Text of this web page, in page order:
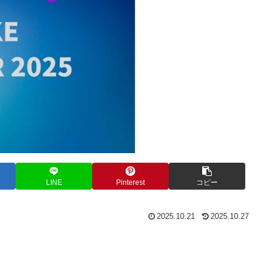
LINE Pinterest コピー
2025.10.21 2025.10.27